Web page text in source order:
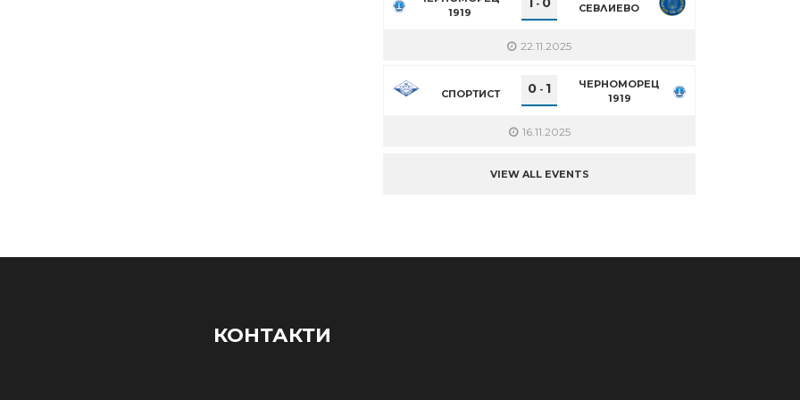
1919
- СЕВЛИЕВО
22.11.2025
СПОРТИСТ 0 - 1
ЧЕРНОМОРЕЦ
1919
16.11.2025
VIEW ALL EVENTS
КОНТАКТИ